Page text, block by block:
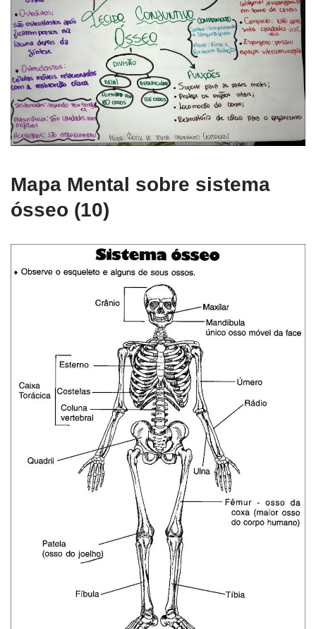
Mapa Mental sobre sistema
ósseo (10)